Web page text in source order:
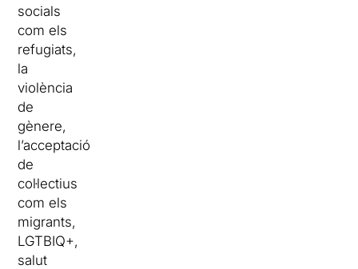
socials
com els
refugiats,
la
violència
de
gènere,
l’acceptació
de
col·lectius
com els
migrants,
LGTBIQ+,
salut